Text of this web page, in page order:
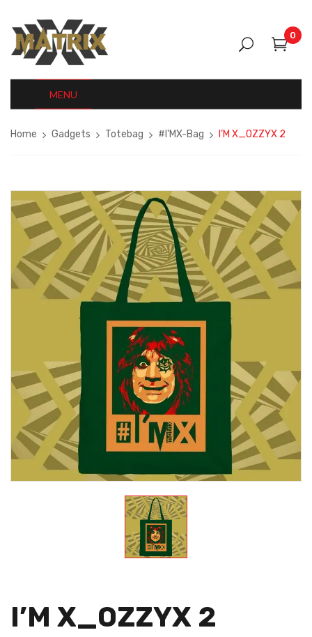
0
MENU
Home Gadgets Totebag #I'MX-Bag I’M X_OZZYX 2
I’M X_OZZYX 2